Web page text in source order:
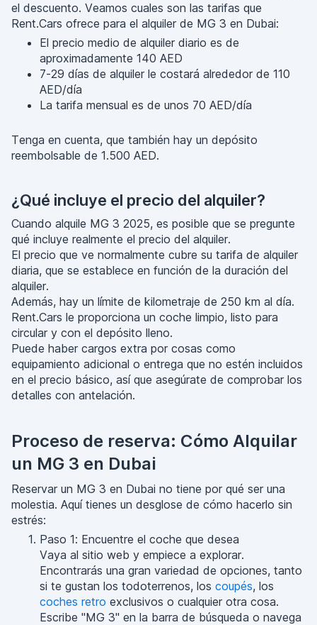
el descuento. Veamos cuales son las tarifas que
Rent.Cars ofrece para el alquiler de MG 3 en Dubai:
El precio medio de alquiler diario es de
aproximadamente 140 AED
7-29 días de alquiler le costará alrededor de 110
AED/día
La tarifa mensual es de unos 70 AED/día
Tenga en cuenta, que también hay un depósito
reembolsable de 1.500 AED.
¿Qué incluye el precio del alquiler?
Cuando alquile MG 3 2025, es posible que se pregunte
qué incluye realmente el precio del alquiler.
El precio que ve normalmente cubre su tarifa de alquiler
diaria, que se establece en función de la duración del
alquiler.
Además, hay un límite de kilometraje de 250 km al día.
Rent.Cars le proporciona un coche limpio, listo para
circular y con el depósito lleno.
Puede haber cargos extra por cosas como
equipamiento adicional o entrega que no estén incluidos
en el precio básico, así que asegúrate de comprobar los
detalles con antelación.
Proceso de reserva: Cómo Alquilar
un MG 3 en Dubai
Reservar un MG 3 en Dubai no tiene por qué ser una
molestia. Aquí tienes un desglose de cómo hacerlo sin
estrés:
Paso 1: Encuentre el coche que desea
Vaya al sitio web y empiece a explorar.
Encontrarás una gran variedad de opciones, tanto
si te gustan los todoterrenos, los coupés, los
coches retro exclusivos o cualquier otra cosa.
Escribe "MG 3" en la barra de búsqueda o navega